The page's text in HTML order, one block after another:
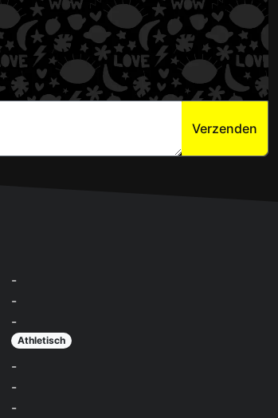
Verzenden
-
-
-
Athletisch
-
-
-